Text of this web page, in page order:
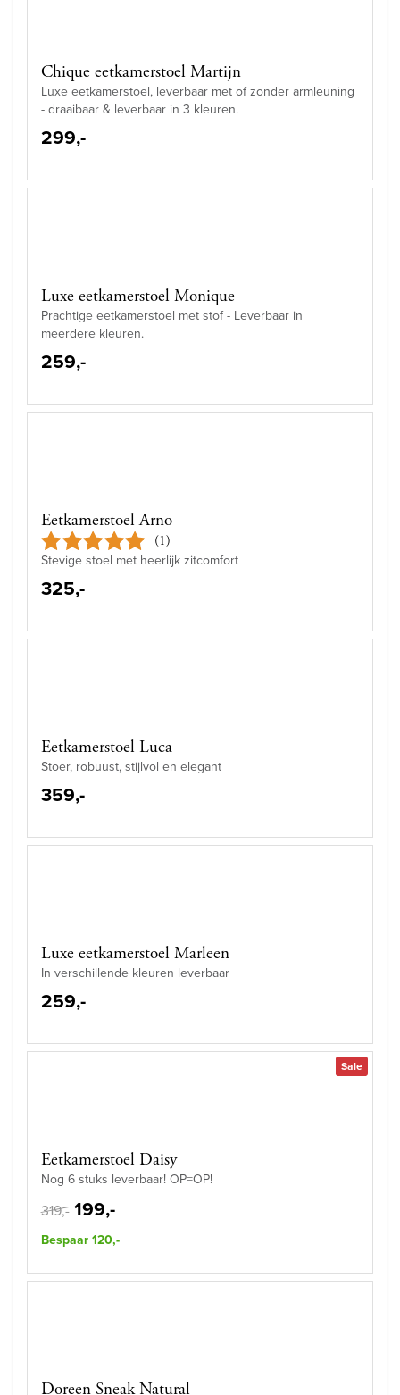
Chique eetkamerstoel Martijn
Luxe eetkamerstoel, leverbaar met of zonder armleuning
- draaibaar & leverbaar in 3 kleuren.
299,-
Luxe eetkamerstoel Monique
Prachtige eetkamerstoel met stof - Leverbaar in
meerdere kleuren.
259,-
Eetkamerstoel Arno
(1)
Stevige stoel met heerlijk zitcomfort
325,-
Eetkamerstoel Luca
Stoer, robuust, stijlvol en elegant
359,-
Luxe eetkamerstoel Marleen
In verschillende kleuren leverbaar
259,-
Sale
Eetkamerstoel Daisy
Nog 6 stuks leverbaar! OP=OP!
319,- 199,-
Bespaar 120,-
Doreen Sneak Natural